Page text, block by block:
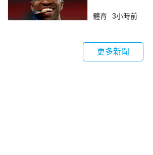
體育 3小時前
更多新聞